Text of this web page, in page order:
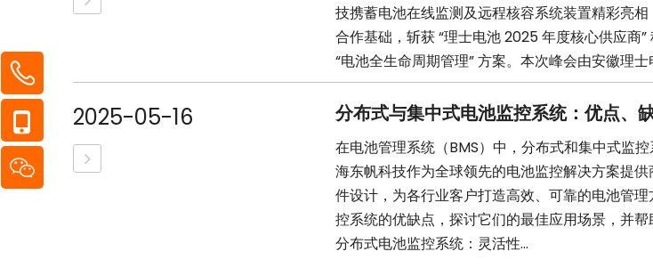
技携蓄电池在线监测及远程核容系统装置精彩亮
合作基础，斩获 “理士电池 2025 年度核心供应商
“电池全生命周期管理” 方案。本次峰会由安徽理
2025-05-16 分布式与集中式电池监控系统：优点、
在电池管理系统（BMS）中，分布式和集中式监
海东帆科技作为全球领先的电池监控解决方案提
件设计，为各行业客户打造高效、可靠的电池管
控系统的优缺点，探讨它们的最佳应用场景，并帮
分布式电池监控系统：灵活性...